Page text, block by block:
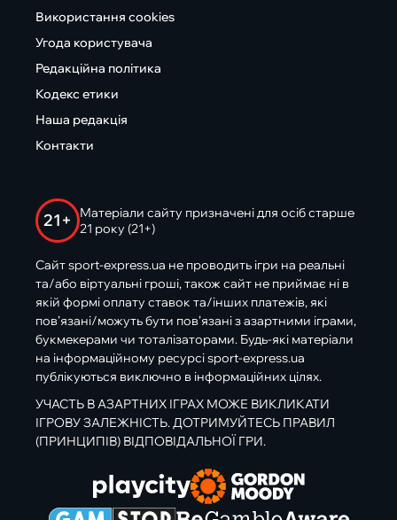
Використання cookies
Угода користувача
Редакційна політика
Кодекс етики
Наша редакція
Контакти
21+
Матеріали сайту призначені для осіб старше
21 року (21+)
Сайт sport-express.ua не проводить ігри на реальні
та/або віртуальні гроші, також сайт не приймає ні в
якій формі оплату ставок та/інших платежів, які
пов’язані/можуть бути пов’язані з азартними іграми,
букмекерами чи тоталізаторами. Будь-які матеріали
на інформаційному ресурсі sport-express.ua
публікуються виключно в інформаційних цілях.
УЧАСТЬ В АЗАРТНИХ ІГРАХ МОЖЕ ВИКЛИКАТИ
ІГРОВУ ЗАЛЕЖНІСТЬ. ДОТРИМУЙТЕСЬ ПРАВИЛ
(ПРИНЦИПІВ) ВІДПОВІДАЛЬНОЇ ГРИ.